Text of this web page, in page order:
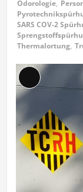
Odorologie,
SARS COV-2
Thermalortung,
Lange